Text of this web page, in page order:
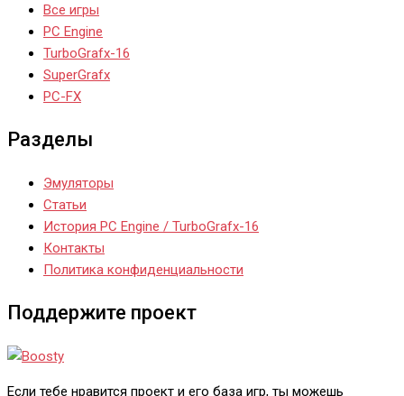
Все игры
PC Engine
TurboGrafx-16
SuperGrafx
PC-FX
Разделы
Эмуляторы
Статьи
История PC Engine / TurboGrafx-16
Контакты
Политика конфиденциальности
Поддержите проект
Если тебе нравится проект и его база игр, ты можешь